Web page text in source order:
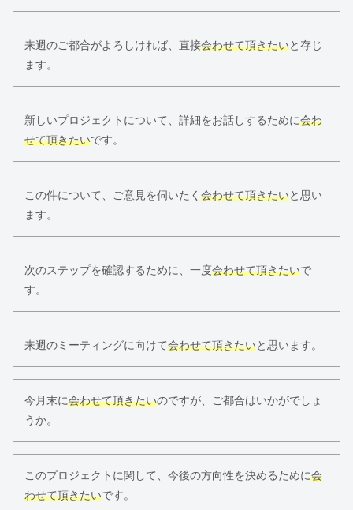
来週のご都合がよろしければ、直接会わせて頂きたいと存じ
ます。
新しいプロジェクトについて、詳細をお話しするために会わ
せて頂きたいです。
この件について、ご意見を伺いたく 会わせて頂きたいと思い
ます。
次のステップを確認するために、一度会わせて頂きたいで
す。
来週のミーティングに向けて会わせて頂きたいと思います。
今月末に会わせて頂きたいのですが、ご都合はいかがでしょ
うか。
このプロジェクトに関して、今後の方向性を決めるために会
わせて頂きたいです。